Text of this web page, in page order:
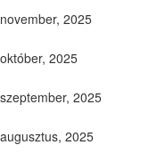
november, 2025
október, 2025
szeptember, 2025
augusztus, 2025